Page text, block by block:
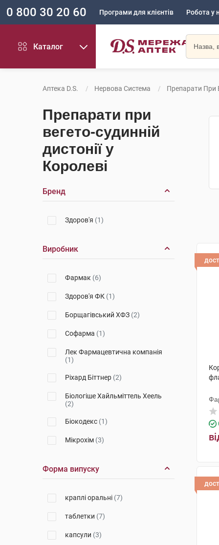
0 800 30 20 60 Програми для клієнтів Робота у
Каталог
Аптека D.S. Нервова Система Препарати При
Препарати при
вегето-судинній
дистонії у
Королеві
Бренд
Здоров'я (1)
Виробник
Фармак (6)
Здоров'я ФК (1)
Борщагівський ХФЗ (2)
Софарма (1)
Лек Фармацевтична компанія
(1)
Ріхард Біттнер (2)
Біологіше Хайльміттель Хеель
(2)
Біокодекс (1)
Мікрохім (3)
Форма випуску
краплі оральні (7)
таблетки (7)
капсули (3)